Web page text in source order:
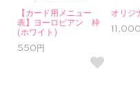
【カード用メニュー
表】ヨーロピアン 枠
(ホワイト)
550円
オリジ